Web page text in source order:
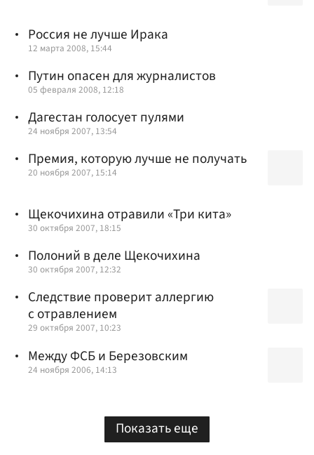
Россия не лучше Ирака
12 марта 2008, 15:44
Путин опасен для журналистов
05 февраля 2008, 12:18
Дагестан голосует пулями
24 ноября 2007, 13:54
Премия, которую лучше не получать
20 ноября 2007, 15:14
Щекочихина отравили «Три кита»
30 октября 2007, 18:15
Полоний в деле Щекочихина
30 октября 2007, 12:32
Следствие проверит аллергию
с отравлением
29 октября 2007, 10:23
Между ФСБ и Березовским
24 ноября 2006, 14:13
Показать еще